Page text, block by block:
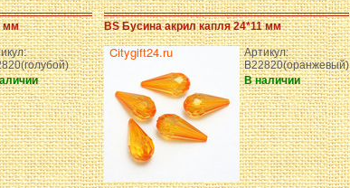
мм BS Бусина акрил капля 24*11 мм
Артикул:
B22820(оранжевый)
В наличии